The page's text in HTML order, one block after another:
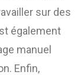
sur des
également
manuel
Enfin,